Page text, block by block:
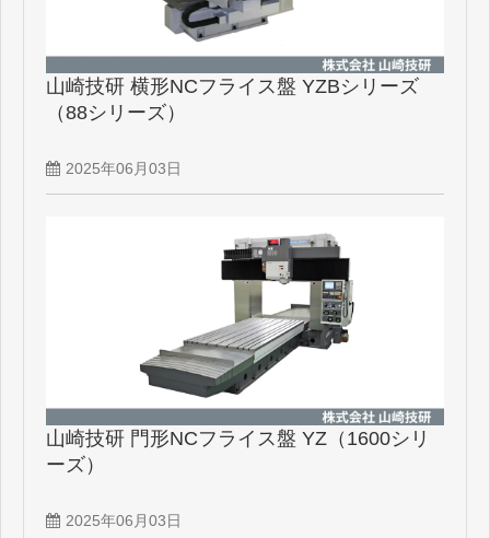
山崎技研 横形NCフライス盤 YZBシリーズ
（88シリーズ）
2025年06月03日
山崎技研 門形NCフライス盤 YZ（1600シリ
ーズ）
2025年06月03日